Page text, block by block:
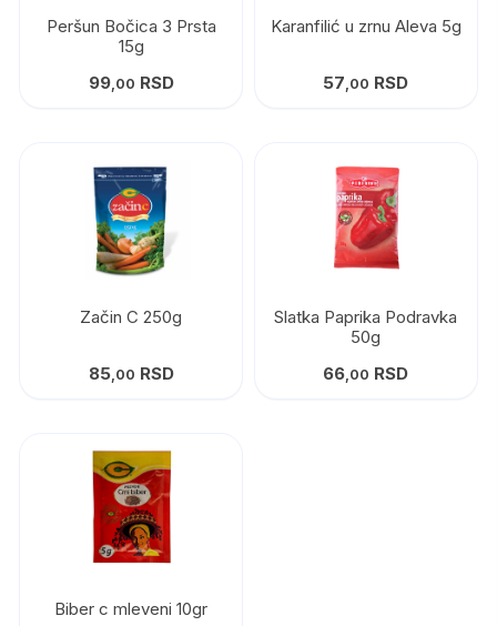
Peršun Bočica 3 Prsta
15g
99,00 RSD
Karanfilić u zrnu Aleva 5g
57 ,00 RSD
Začin C 250g
85,00 RSD
Slatka Paprika Podravka
50g
66,00 RSD
Biber c mleveni 10gr